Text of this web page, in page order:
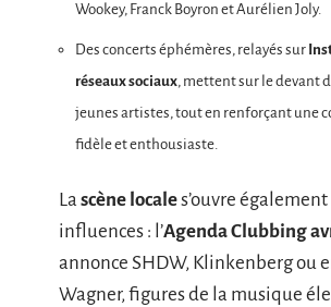
Wookey, Franck Boyron et Aurélien Joly.
Des concerts éphémères, relayés sur
réseaux sociaux, mettent sur le devant
jeunes artistes, tout en renforçant une
fidèle et enthousiaste.
La scène locales’ouvre également
influences : l’Agenda Clubbing
annonce SHDW, Klinkenberg ou
Wagner, figures de la musique